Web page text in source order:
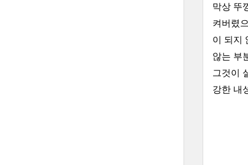
막상 뚜
켜버렸
이 되지
않는 부
그것이
강한 내